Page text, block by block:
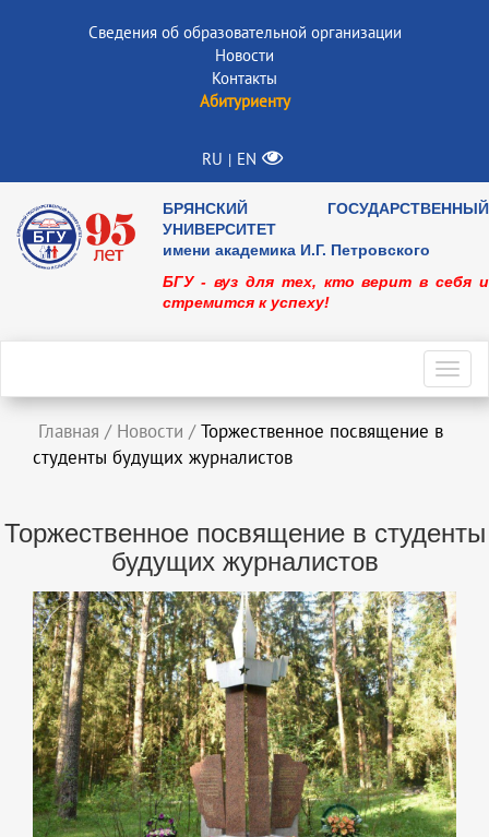
Сведения об образовательной организации
Новости
Контакты
Абитуриенту
RU | EN
БРЯНСКИЙ ГОСУДАРСТВЕННЫЙ
УНИВЕРСИТЕТ
имени академика И.Г. Петровского
БГУ - вуз для тех, кто верит в себя и
стремится к успеху!
Главная / Новости / Торжественное посвящение в
студенты будущих журналистов
Торжественное посвящение в студенты
будущих журналистов